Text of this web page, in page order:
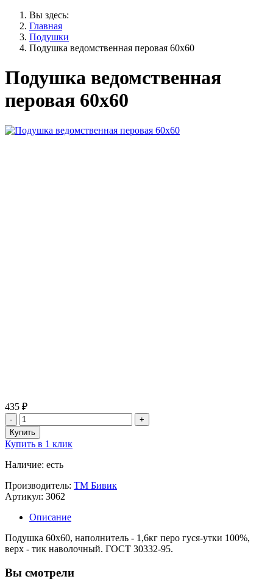
Вы здесь:
Главная
Подушки
Подушка ведомственная перовая 60х60
Подушка ведомственная
перовая 60х60
435 ₽
Купить в 1 клик
Наличие: есть
Производитель: ТМ Бивик
Артикул: 3062
Описание
Подушка 60х60, наполнитель - 1,6кг перо гуся-утки 100%,
верх - тик наволочный. ГОСТ 30332-95.
Вы смотрели